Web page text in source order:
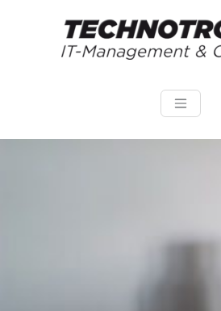
technotronics.de